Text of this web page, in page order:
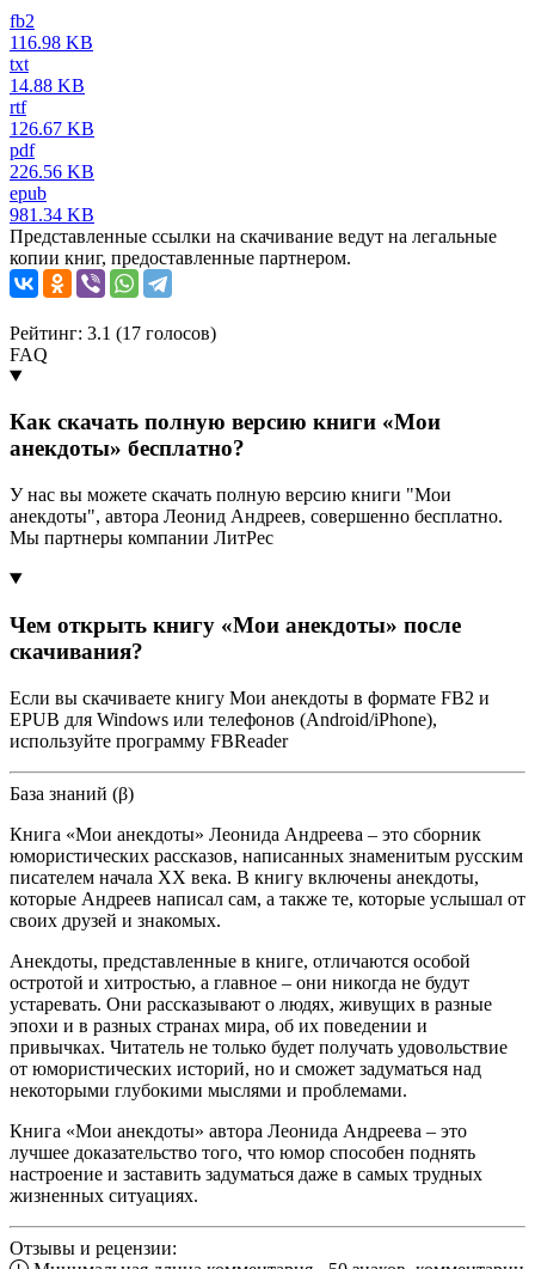
fb2
116.98 KB
txt
14.88 KB
rtf
126.67 KB
pdf
226.56 KB
epub
981.34 KB
Представленные ссылки на скачивание ведут на легальные
копии книг, предоставленные партнером.
Рейтинг: 3.1 (17 голосов)
FAQ
Как скачать полную версию книги «Мои
анекдоты» бесплатно?
У нас вы можете скачать полную версию книги "Мои
анекдоты", автора Леонид Андреев, совершенно бесплатно.
Мы партнеры компании ЛитРес
Чем открыть книгу «Мои анекдоты» после
скачивания?
Если вы скачиваете книгу Мои анекдоты в формате FB2 и
EPUB для Windows или телефонов (Android/iPhone),
используйте программу FBReader
База знаний (β)
Книга «Мои анекдоты» Леонида Андреева – это сборник
юмористических рассказов, написанных знаменитым русским
писателем начала XX века. В книгу включены анекдоты,
которые Андреев написал сам, а также те, которые услышал от
своих друзей и знакомых.
Анекдоты, представленные в книге, отличаются особой
остротой и хитростью, а главное – они никогда не будут
устаревать. Они рассказывают о людях, живущих в разные
эпохи и в разных странах мира, об их поведении и
привычках. Читатель не только будет получать удовольствие
от юмористических историй, но и сможет задуматься над
некоторыми глубокими мыслями и проблемами.
Книга «Мои анекдоты» автора Леонида Андреева – это
лучшее доказательство того, что юмор способен поднять
настроение и заставить задуматься даже в самых трудных
жизненных ситуациях.
Отзывы и рецензии: